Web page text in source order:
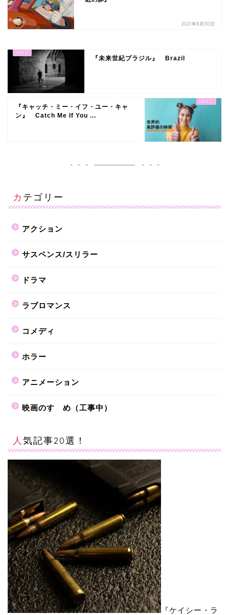
2021年8月30日
『未来世紀ブラジル』 Brazil
『キャッチ・ミー・イフ・ユー・キャ
ン』 Catch Me If You ...
カテゴリー
アクション
サスペンス/スリラー
ドラマ
ラブロマンス
コメディ
ホラー
アニメーション
映画のすゝめ（工事中）
人気記事20選！
『ケイシー・ラ